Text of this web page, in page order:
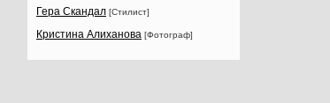
Гера Скандал [Стилист]
Кристина Алиханова [Фотограф]